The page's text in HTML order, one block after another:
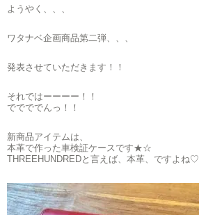
ようやく、、、
ワタナベ企画商品第二弾、、、
発表させていただきます！！
それではーーーー！！
ででででんっ！！
新商品アイテムは、
本革で作った車検証ケースです★☆
THREEHUNDREDと言えば、本革、ですよね♡